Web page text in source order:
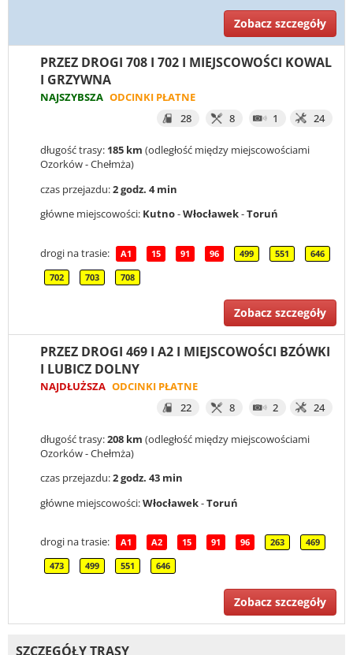
Zobacz szczegóły
PRZEZ DROGI 708 I 702 I MIEJSCOWOŚCI KOWAL
I GRZYWNA
NAJSZYBSZA ODCINKI PŁATNE
28
8 1 24
długość trasy: 185 km (odległość między miejscowościami
Ozorków - Chełmża)
czas przejazdu:2 godz. 4 min
główne miejscowości: Kutno-Włocławek-Toruń
drogi na trasie: A1 15 91 96 499 551 646
702 703 708
Zobacz szczegóły
PRZEZ DROGI 469 I A2 I MIEJSCOWOŚCI BZÓWKI
I LUBICZ DOLNY
NAJDŁUŻSZA ODCINKI PŁATNE
22
8 2 24
długość trasy:208 km (odległość między miejscowościami
Ozorków - Chełmża)
czas przejazdu:2 godz. 43 min
główne miejscowości:Włocławek-Toruń
drogi na trasie: A1 A2 15 91 96 263 469
473 499 551 646
Zobacz szczegóły
SZCZEGÓŁY TRASY